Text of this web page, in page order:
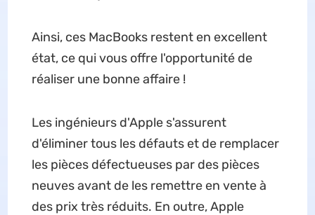
Ainsi, ces MacBooks restent en excellent
état, ce qui vous offre l'opportunité de
réaliser une bonne affaire !
Les ingénieurs d'Apple s'assurent
d'éliminer tous les défauts et de remplacer
les pièces défectueuses par des pièces
neuves avant de les remettre en vente à
des prix très réduits. En outre, Apple